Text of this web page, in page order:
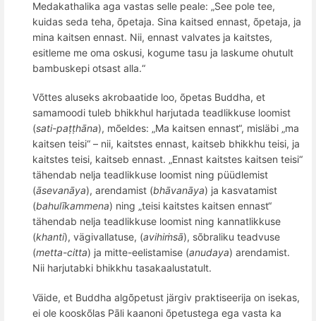
Medakathalika aga vastas selle peale: „See pole tee,
kuidas seda teha, õpetaja. Sina kaitsed ennast, õpetaja, ja
mina kaitsen ennast. Nii, ennast valvates ja kaitstes,
esitleme me oma oskusi, kogume tasu ja laskume ohutult
bambuskepi otsast alla.“
Võttes aluseks akrobaatide loo, õpetas Buddha, et
samamoodi tuleb bhikkhul harjutada teadlikkuse loomist
(sati-paṭṭhāna), mõeldes: „Ma kaitsen ennast“, misläbi „ma
kaitsen teisi“ – nii, kaitstes ennast, kaitseb bhikkhu teisi, ja
kaitstes teisi, kaitseb ennast. „Ennast kaitstes kaitsen teisi“
tähendab nelja teadlikkuse loomist ning püüdlemist
(āsevanāya), arendamist (bhāvanāya) ja kasvatamist
(bahulīkammena) ning „teisi kaitstes kaitsen ennast“
tähendab nelja teadlikkuse loomist ning kannatlikkuse
(khanti), vägivallatuse, (avihiṁsā), sõbraliku teadvuse
(metta-citta) ja mitte-eelistamise (anudaya) arendamist.
Nii harjutabki bhikkhu tasakaalustatult.
Väide, et Buddha algõpetust järgiv praktiseerija on isekas,
ei ole kooskõlas Pāli kaanoni õpetustega ega vasta ka